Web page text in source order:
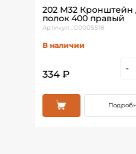
202 М32 Кронштейн
полок 400 правый
Артикул : 00005518
В наличии
334 ₽
-